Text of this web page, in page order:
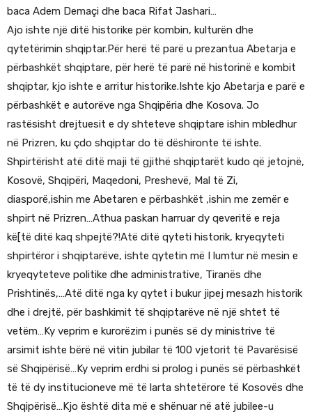
baca Adem Demaçi dhe baca Rifat Jashari…
Ajo ishte një ditë historike për kombin, kulturën dhe
qytetërimin shqiptar.Për herë të parë u prezantua Abetarja e
përbashkët shqiptare, për herë të parë në historinë e kombit
shqiptar, kjo ishte e arritur historike.Ishte kjo Abetarja e parë e
përbashkët e autorëve nga Shqipëria dhe Kosova. Jo
rastësisht drejtuesit e dy shteteve shqiptare ishin mbledhur
në Prizren, ku çdo shqiptar do të dëshironte të ishte.
Shpirtërisht atë ditë maji të gjithë shqiptarët kudo që jetojnë,
Kosovë, Shqipëri, Maqedoni, Preshevë, Mal të Zi,
diasporë,ishin me Abetaren e përbashkët ,ishin me zemër e
shpirt në Prizren…Athua paskan harruar dy qeveritë e reja
kë[të ditë kaq shpejtë?!Atë ditë qyteti historik, kryeqyteti
shpirtëror i shqiptarëve, ishte qytetin më I lumtur në mesin e
kryeqyteteve politike dhe administrative, Tiranës dhe
Prishtinës,…Atë ditë nga ky qytet i bukur jipej mesazh historik
dhe i drejtë, për bashkimit të shqiptarëve në një shtet të
vetëm…Ky veprim e kurorëzim i punës së dy ministrive të
arsimit ishte bërë në vitin jubilar të 100 vjetorit të Pavarësisë
së Shqipërisë…Ky veprim erdhi si prolog i punës së përbashkët
të të dy institucioneve më të larta shtetërore të Kosovës dhe
Shqipërisë…Kjo është dita më e shënuar në atë jubilee-u